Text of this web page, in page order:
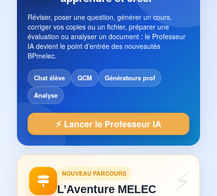
Réviser, poser une question, générer un cours,
corriger vos copies ou un fichier, préparer une
évaluation ou analyser un document : le Professeur
IA devient le point d’entrée des nouveautés
BPmelec.
Chat élève QCM
Générateurs prof
Analyse
⚡ Lancer le Professeur IA
NOUVEAU PARCOURS
L’Aventure MELEC